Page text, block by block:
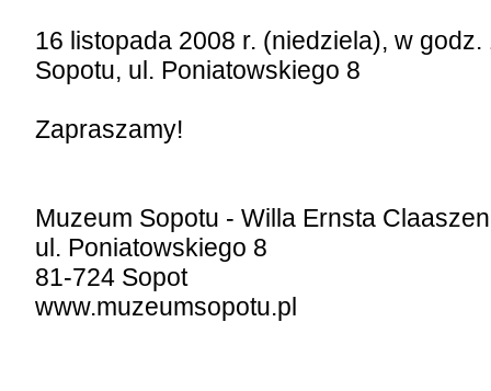
16 listopada 2008 r. (niedziela), w
Sopotu, ul. Poniatowskiego 8
Zapraszamy!
Muzeum Sopotu - Willa Ernsta
ul. Poniatowskiego 8
81-724 Sopot
www.muzeumsopotu.pl